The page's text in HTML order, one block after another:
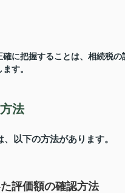
に把握することは、相続税
す。
法
以下の方法があります。
評価額の確認方法